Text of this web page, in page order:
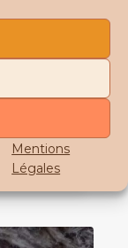
Mentions
Légales